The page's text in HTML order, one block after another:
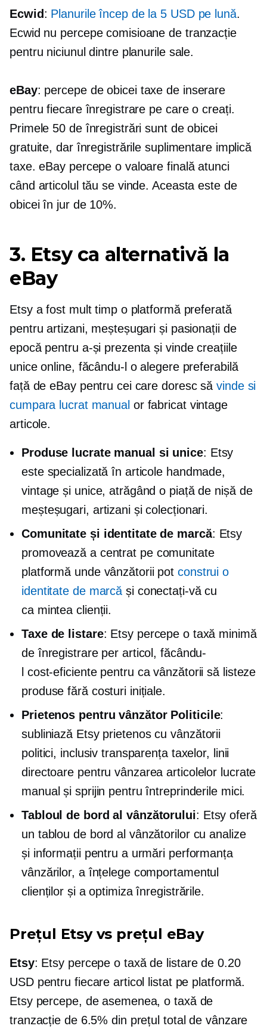
Ecwid: Planurile încep de la 5 USD pe lună.
Ecwid nu percepe comisioane de tranzacție
pentru niciunul dintre planurile sale.
eBay: percepe de obicei taxe de inserare
pentru fiecare înregistrare pe care o creați.
Primele 50 de înregistrări sunt de obicei
gratuite, dar înregistrările suplimentare implică
taxe. eBay percepe o valoare finală atunci
când articolul tău se vinde. Aceasta este de
obicei în jur de 10%.
3. Etsy ca alternativă la
eBay
Etsy a fost mult timp o platformă preferată
pentru artizani, meșteșugari și pasionații de
epocă pentru a-și prezenta și vinde creațiile
unice online, făcându-l o alegere preferabilă
față de eBay pentru cei care doresc săvinde si
cumpara lucrat manual or fabricat vintage
articole.
Produse lucrate manual si unice: Etsy
este specializată în articole handmade,
vintage și unice, atrăgând o piață de nișă de
meșteșugari, artizani și colecționari.
Comunitate și identitate de marcă: Etsy
promovează a centrat pe comunitate
platformă unde vânzătorii pot construi o
identitate de marcă și conectați-vă cu
ca mintea clienții.
Taxe de listare: Etsy percepe o taxă minimă
de înregistrare per articol, făcându-
cost-eficientepentru ca vânzătorii să listeze
produse fără costuri inițiale.
Prietenos pentru vânzătorPoliticile:
subliniază Etsy prietenos cu vânzătorii
politici, inclusiv transparența taxelor, linii
directoare pentru vânzarea articolelor lucrate
manual și sprijin pentru întreprinderile mici.
Tabloul de bord al vânzătorului: Etsy oferă
un tablou de bord al vânzătorilor cu analize
și informații pentru a urmări performanța
vânzărilor, a înțelege comportamentul
clienților și a optimiza înregistrările.
Prețul Etsy vs prețul eBay
Etsy: Etsy percepe o taxă de listare de 0.20
USD pentru fiecare articol listat pe platformă.
Etsy percepe, de asemenea, o taxă de
tranzacție de 6.5% din prețul total de vânzare